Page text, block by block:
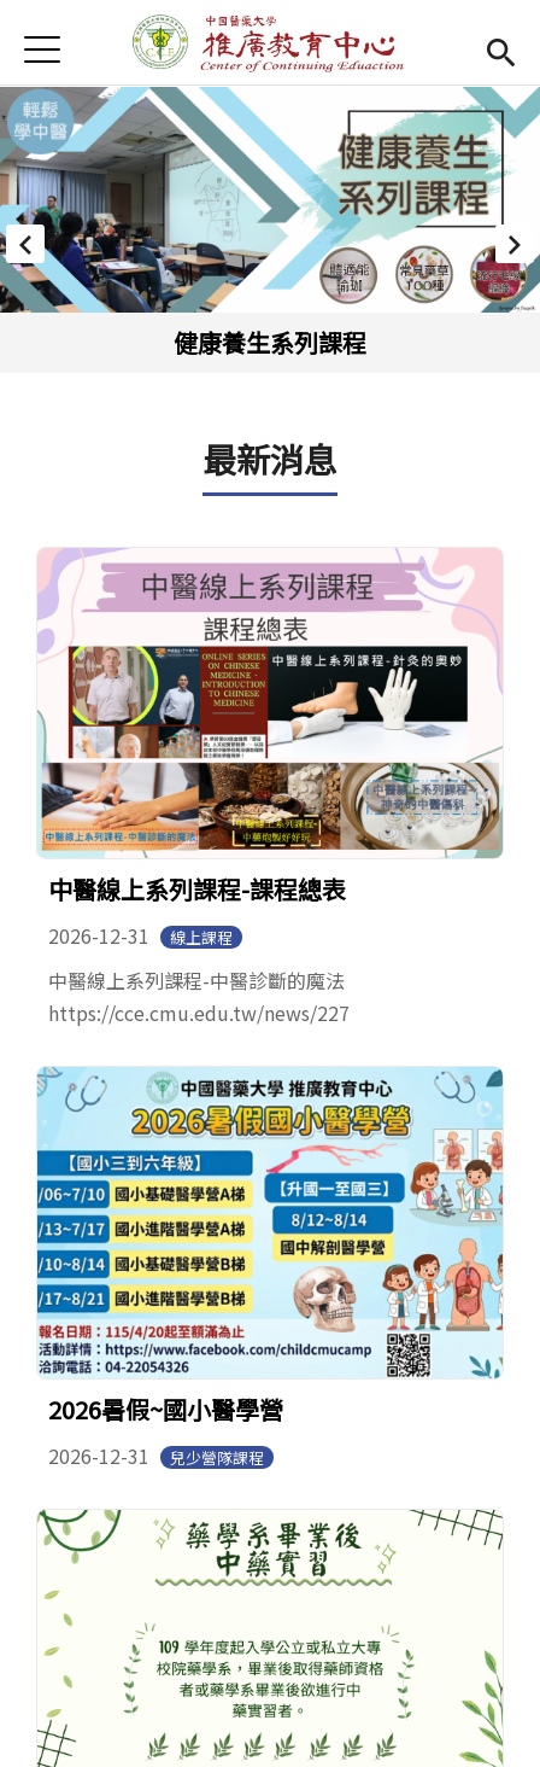
首頁
首頁
Open submenu (關於我們)
關於我們
最新消息
課程報名系統(link is external)
檔案下載
(link is external)
English
Jump to Navigation
Jump to Main content
健康養生系列課程
最新消息
中醫線上系列課程-課程總表
2026-12-31 線上課程
中醫線上系列課程-中醫診斷的魔法
https://cce.cmu.edu.tw/news/227
2026暑假~國小醫學營
2026-12-31 兒少營隊課程